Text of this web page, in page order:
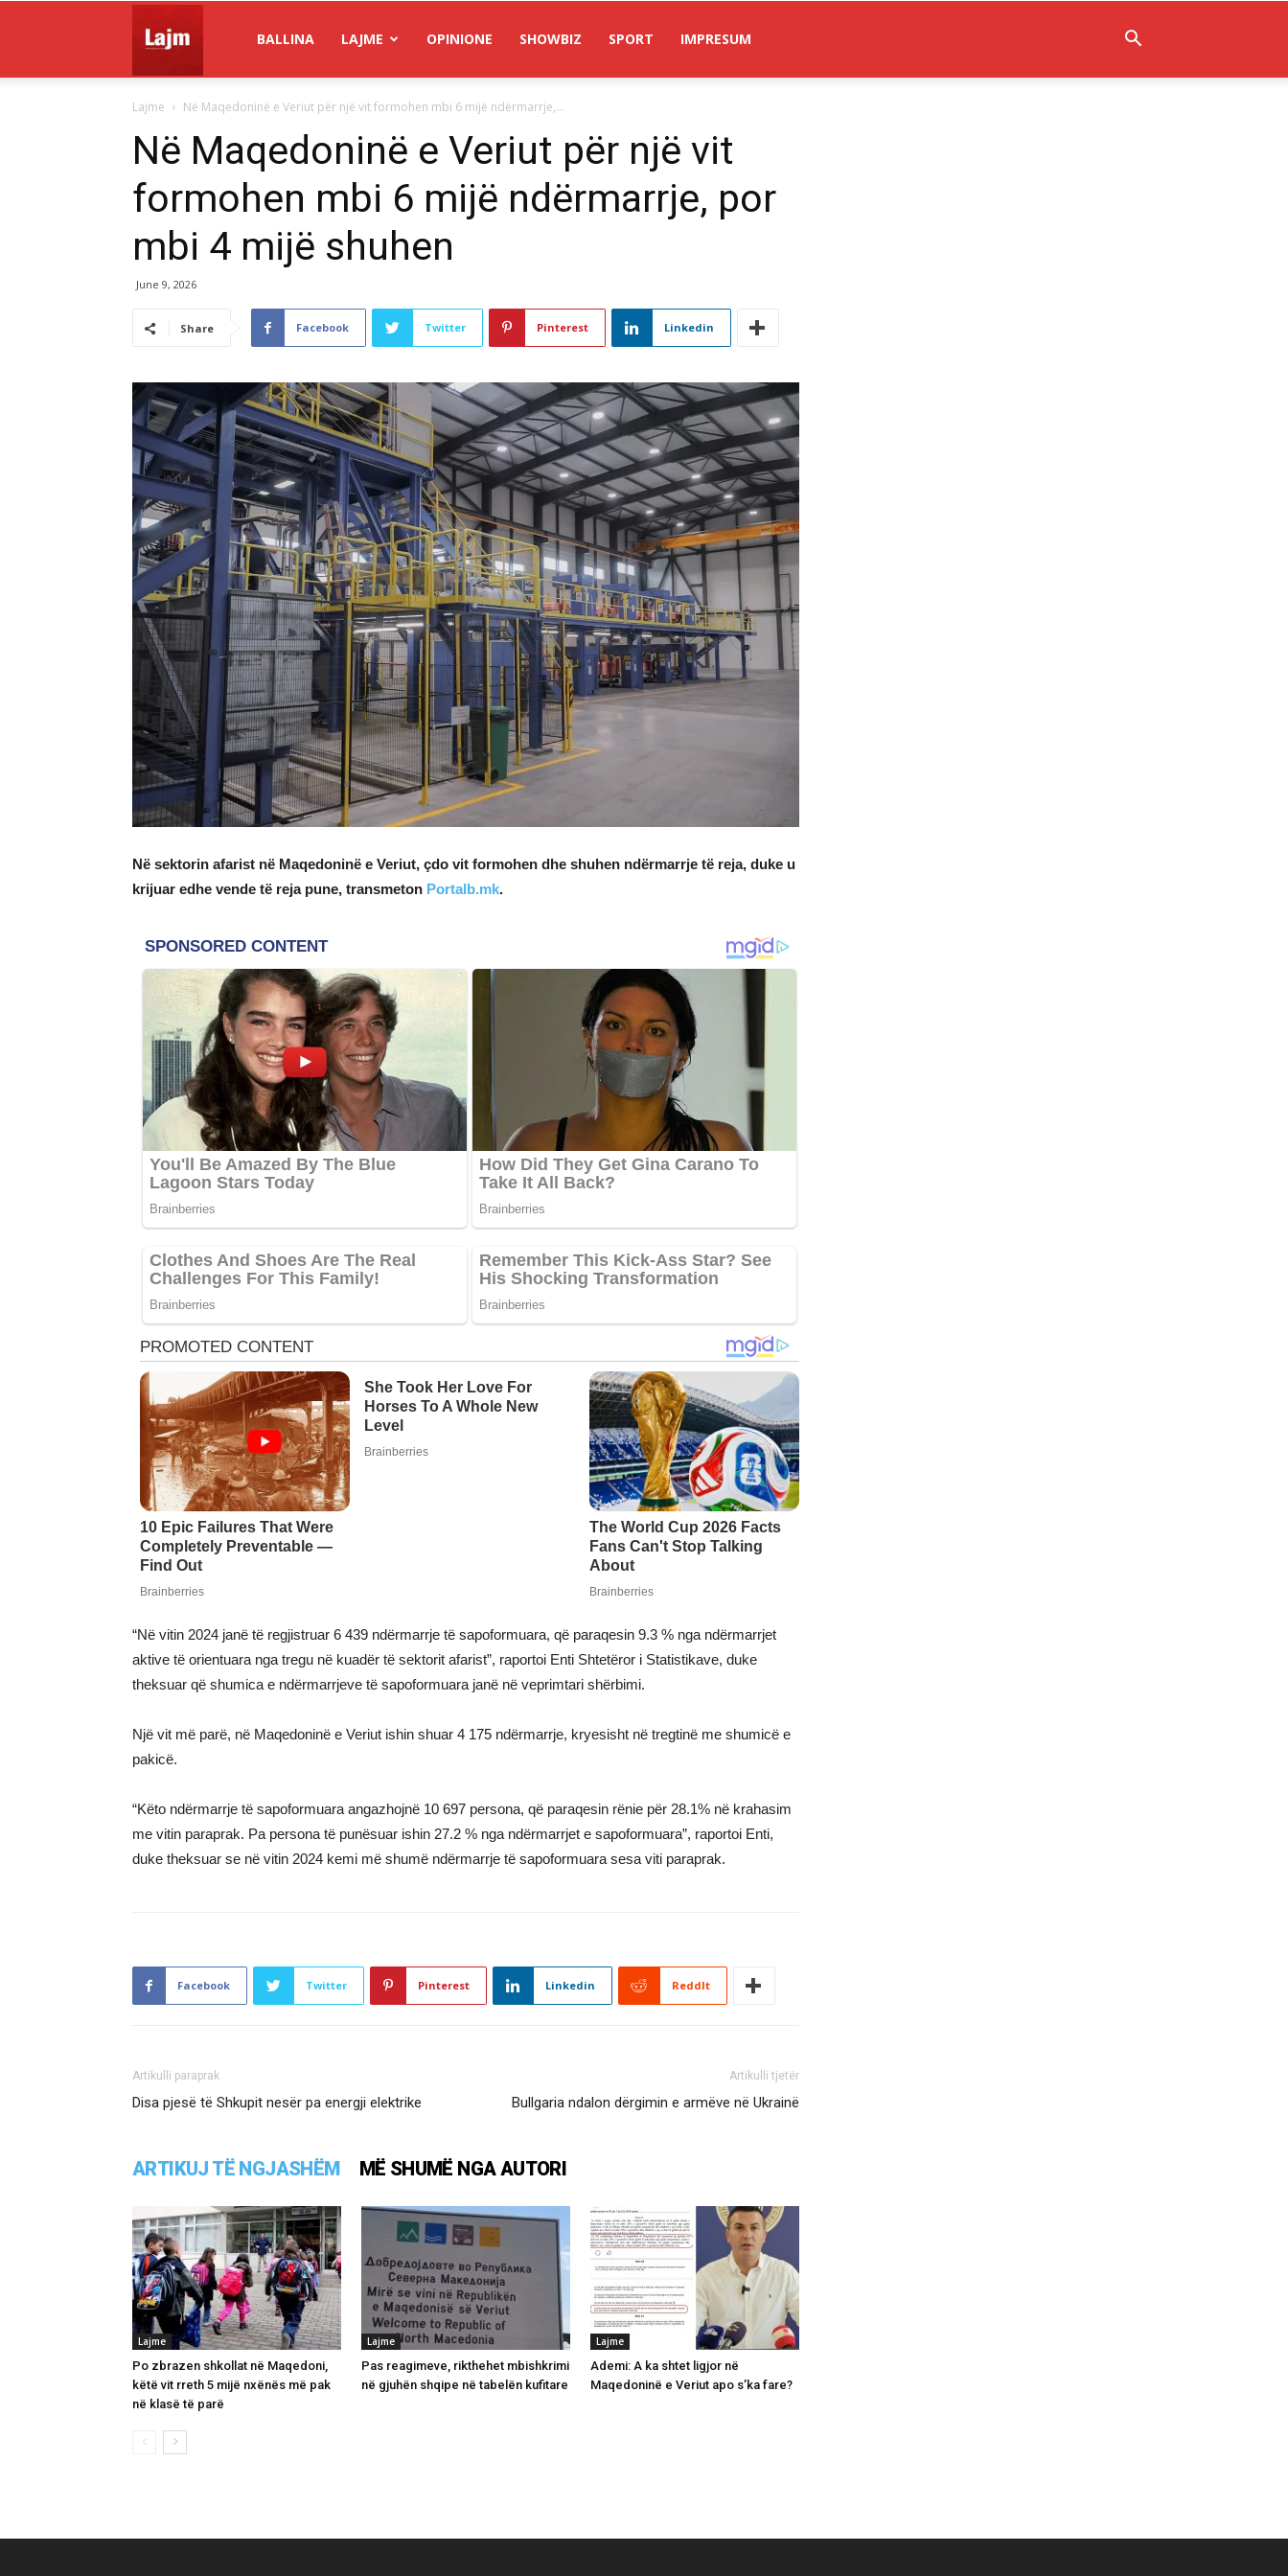
Lajm
BALLINA LAJME OPINIONE SHOWBIZ SPORT IMPRESUM
Lajme Në Maqedoninë e Veriut për një vit formohen mbi 6 mijë ndërmarrje,...
Në Maqedoninë e Veriut për një vit
formohen mbi 6 mijë ndërmarrje, por
mbi 4 mijë shuhen
June 9, 2026
Share Facebook Twitter Pinterest Linkedin
Në sektorin afarist në Maqedoninë e Veriut, çdo vit formohen dhe shuhen ndërmarrje të reja, duke u
krijuar edhe vende të reja pune, transmeton Portalb.mk.
“Në vitin 2024 janë të regjistruar 6 439 ndërmarrje të sapoformuara, që paraqesin 9.3 % nga ndërmarrjet
aktive të orientuara nga tregu në kuadër të sektorit afarist”, raportoi Enti Shtetëror i Statistikave, duke
theksuar që shumica e ndërmarrjeve të sapoformuara janë në veprimtari shërbimi.
Një vit më parë, në Maqedoninë e Veriut ishin shuar 4 175 ndërmarrje, kryesisht në tregtinë me shumicë e
pakicë.
“Këto ndërmarrje të sapoformuara angazhojnë 10 697 persona, që paraqesin rënie për 28.1% në krahasim
me vitin paraprak. Pa persona të punësuar ishin 27.2 % nga ndërmarrjet e sapoformuara”, raportoi Enti,
duke theksuar se në vitin 2024 kemi më shumë ndërmarrje të sapoformuara sesa viti paraprak.
Facebook Twitter Pinterest Linkedin ReddIt
Artikulli paraprak
Disa pjesë të Shkupit nesër pa energji elektrike
Artikulli tjetër
Bullgaria ndalon dërgimin e armëve në Ukrainë
ARTIKUJ TË NGJASHËM MË SHUMË NGA AUTORI
Lajme
Po zbrazen shkollat në Maqedoni,
këtë vit rreth 5 mijë nxënës më pak
në klasë të parë
Lajme
Pas reagimeve, rikthehet mbishkrimi
në gjuhën shqipe në tabelën kufitare
Lajme
Ademi: A ka shtet ligjor në
Maqedoninë e Veriut apo s’ka fare?